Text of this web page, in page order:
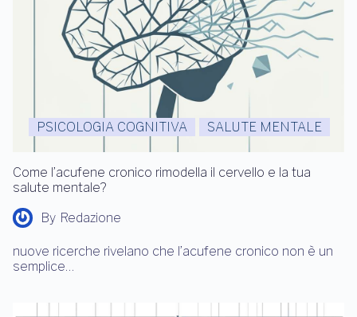
PSICOLOGIA COGNITIVA SALUTE MENTALE
Come l’acufene cronico rimodella il cervello e la tua
salute mentale?
By Redazione
nuove ricerche rivelano che l’acufene cronico non è un
semplice…